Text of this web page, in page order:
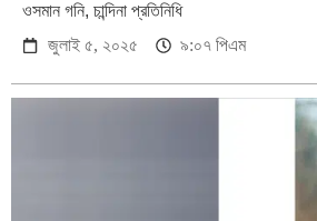
ওসমান গনি, চান্দিনা প্রতিনিধি
জুলাই ৫, ২০২৫
৯:০৭ পিএম